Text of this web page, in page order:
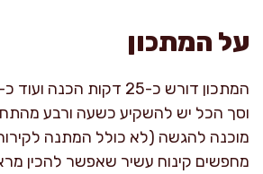
על המתכון
וסך הכל יש להשקיע כשעה ורבע
מוכנה להגשה (לא כולל המתנה
מחפשים קינוח עשיר שאפשר להכין